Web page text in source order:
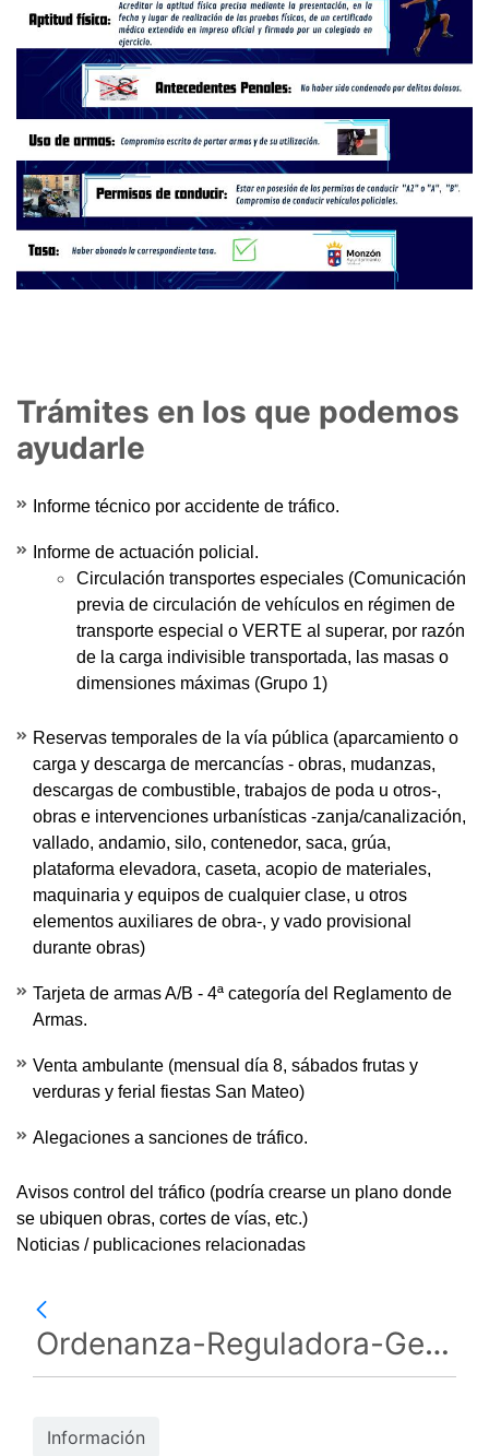
Trámites en los que podemos
ayudarle
Informe técnico por accidente de tráfico.
Informe de actuación policial.
Circulación transportes especiales (Comunicación
previa de circulación de vehículos en régimen de
transporte especial o VERTE al superar, por razón
de la carga indivisible transportada, las masas o
dimensiones máximas (Grupo 1)
Reservas temporales de la vía pública (aparcamiento o
carga y descarga de mercancías - obras, mudanzas,
descargas de combustible, trabajos de poda u otros-,
obras e intervenciones urbanísticas -zanja/canalización,
vallado, andamio, silo, contenedor, saca, grúa,
plataforma elevadora, caseta, acopio de materiales,
maquinaria y equipos de cualquier clase, u otros
elementos auxiliares de obra-, y vado provisional
durante obras)
Tarjeta de armas A/B - 4ª categoría del Reglamento de
Armas.
Venta ambulante (mensual día 8, sábados frutas y
verduras y ferial fiestas San Mateo)
Alegaciones a sanciones de tráfico.
Avisos control del tráfico (podría crearse un plano donde
se ubiquen obras, cortes de vías, etc.)
Noticias / publicaciones relacionadas
Ordenanza-Reguladora-Gestión-de-Residuos-BOP-HU-nº-81-de-fecha-3-mayo-de-2010.pdf
Información